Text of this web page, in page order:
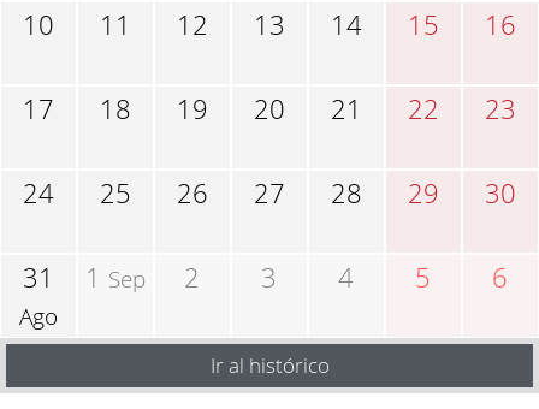
10 11 12 13 14 15 16
17 18 19 20 21 22 23
24 25 26 27 28 29 30
31
Ago
1 Sep 2 3 4 5 6
Ir al histórico